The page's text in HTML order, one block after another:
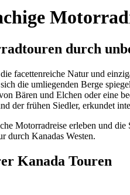
durch
facettenreiche Natur und
die umliegenden Berge
Bären und Elchen oder eine
der frühen Siedler, erkundet
Motorradreise erleben und
durch Kanadas Westen.
Kanada Touren